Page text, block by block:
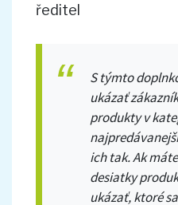
ředitel
S týmto
ukázať
produkty v
ich tak. Ak
desiatky
ukázať, ktoré